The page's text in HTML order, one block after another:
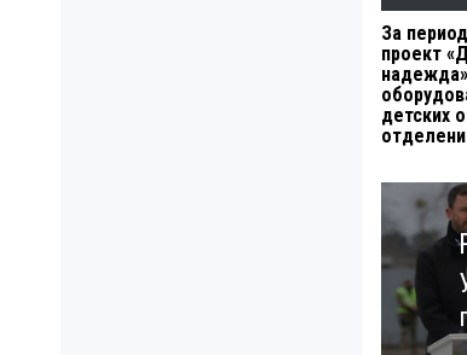
За
проект
детских
по